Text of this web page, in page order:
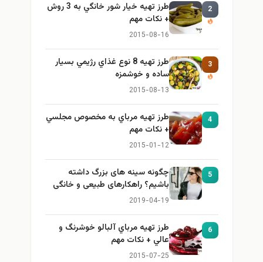
2
طرز تهيه خیار شور خانگي به 3 روش
+ نكات مهم
2015-08-16
3
طرز تهيه 8 نوع غذاي رژيمي بسيار
ساده و خوشمزه
2015-08-13
4
طرز تهيه مرباي به مخصوص مجلسي
+ نكات مهم
2015-01-12
5
چگونه سینه های بزرگ داشته
باشیم؟ راهکارهای طبیعی و خانگی
برای بزرگ کردن سینه
2019-04-19
6
طرز تهيه مرباي آلبالو خوشرنگ و
عالي + نكات مهم
2015-07-25